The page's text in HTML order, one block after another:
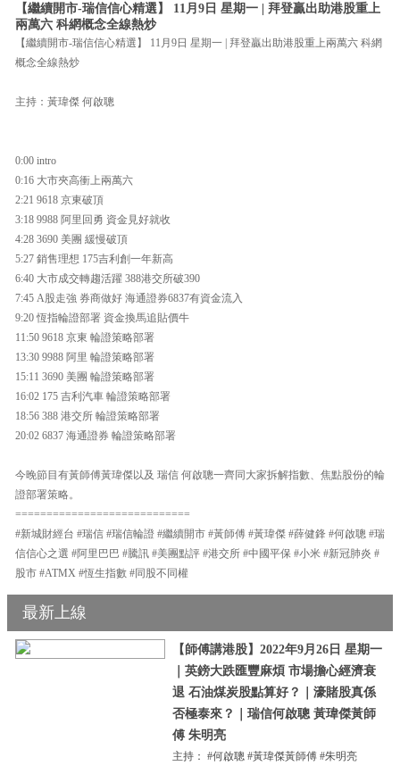
【繼續開市-瑞信信心精選】 11月9日 星期一 | 拜登贏出助港股重上
兩萬六 科網概念全線熱炒
【繼續開市-瑞信信心精選】 11月9日 星期一 | 拜登贏出助港股重上兩萬六 科網
概念全線熱炒
主持：黃瑋傑 何啟聰
0:00 intro
0:16 大市夾高衝上兩萬六
2:21 9618 京東破頂
3:18 9988 阿里回勇 資金見好就收
4:28 3690 美團 緩慢破頂
5:27 銷售理想 175吉利創一年新高
6:40 大市成交轉趨活躍 388港交所破390
7:45 A股走強 券商做好 海通證券6837有資金流入
9:20 恆指輪證部署 資金換馬追貼價牛
11:50 9618 京東 輪證策略部署
13:30 9988 阿里 輪證策略部署
15:11 3690 美團 輪證策略部署
16:02 175 吉利汽車 輪證策略部署
18:56 388 港交所 輪證策略部署
20:02 6837 海通證券 輪證策略部署
今晚節目有黃師傅黃瑋傑以及 瑞信 何啟聰一齊同大家拆解指數、焦點股份的輪
證部署策略。
============================
#新城財經台 #瑞信 #瑞信輪證 #繼續開市 #黃師傅 #黃瑋傑 #薛健鋒 #何啟聰 #瑞
信信心之選 #阿里巴巴 #騰訊 #美團點評 #港交所 #中國平保 #小米 #新冠肺炎 #
股市 #ATMX #恆生指數 #同股不同權
最新上線
【師傅講港股】2022年9月26日 星期一
｜英鎊大跌匯豐麻煩 市場擔心經濟衰
退 石油煤炭股點算好？｜濠賭股真係
否極泰來？｜瑞信何啟聰 黃瑋傑黃師
傅 朱明亮
主持： #何啟聰 #黃瑋傑黃師傅 #朱明亮